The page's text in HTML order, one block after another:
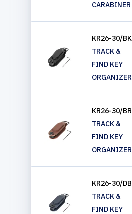
CARABINER
KR26-30/BK
TRACK &
FIND KEY
ORGANIZER
KR26-30/BR
TRACK &
FIND KEY
ORGANIZER
KR26-30/DB
TRACK &
FIND KEY